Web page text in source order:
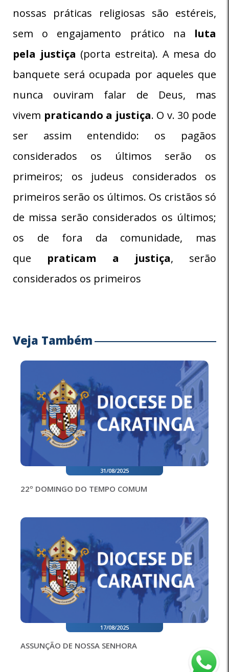
nossas práticas religiosas são estéreis,
sem o engajamento prático na luta
pela justiça (porta estreita). A mesa do
banquete será ocupada por aqueles que
nunca ouviram falar de Deus, mas
vivem praticando a justiça. O v. 30 pode
ser assim entendido: os pagãos
considerados os últimos serão os
primeiros; os judeus considerados os
primeiros serão os últimos. Os cristãos só
de missa serão considerados os últimos;
os de fora da comunidade, mas
que praticam a justiça, serão
considerados os primeiros
Veja Também
31/08/2025
22º DOMINGO DO TEMPO COMUM
17/08/2025
ASSUNÇÃO DE NOSSA SENHORA